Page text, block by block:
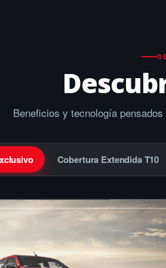
Beneficios y tecnología
Cobertura Extendida T10